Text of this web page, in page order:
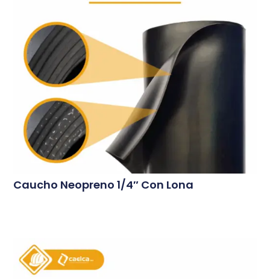
Caucho Neopreno 1/4″ Con Lona